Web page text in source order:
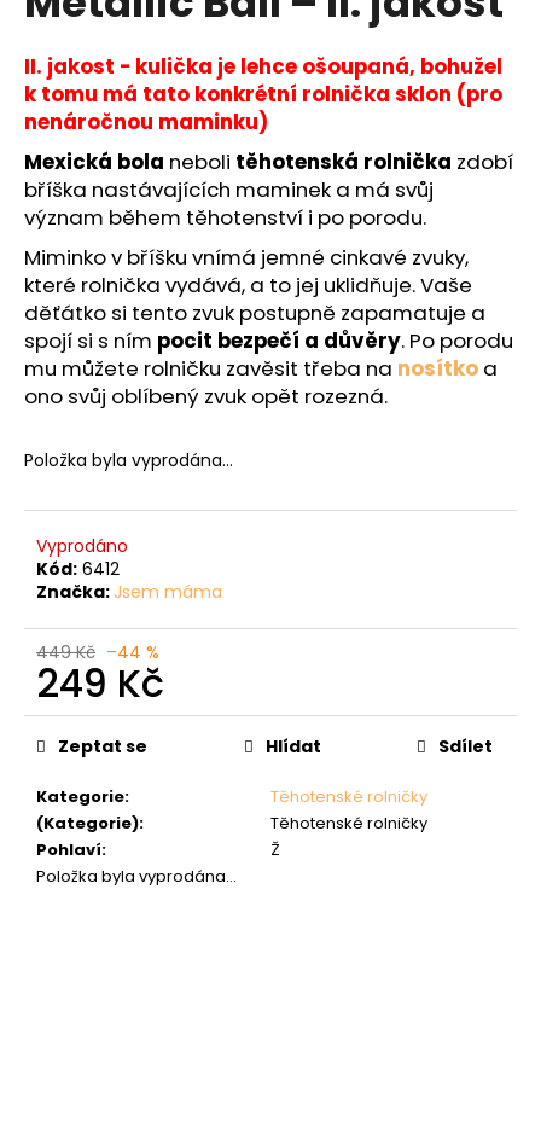
hvězdiček.
II. jakost - kulička je lehce ošoupaná, bohužel
k tomu má tato konkrétní rolnička sklon (pro
nenáročnou maminku)
Mexická bola neboli těhotenská rolnička zdobí
bříška nastávajících maminek a má svůj
význam během těhotenství i po porodu.
Miminko v bříšku vnímá jemné cinkavé zvuky,
které rolnička vydává, a to jej uklidňuje. Vaše
děťátko si tento zvuk postupně zapamatuje a
spojí si s ním pocit bezpečí a důvěry. Po porodu
mu můžete rolničku zavěsit třeba na nosítko a
ono svůj oblíbený zvuk opět rozezná.
Položka byla vyprodána…
Vyprodáno
Kód: 6412
Značka: Jsem máma
449 Kč –44 %
249 Kč
Měrná
cena:
Kategorie:
Těhotenské rolničky
(Kategorie):
Těhotenské rolničky
Pohlaví:
Ž
Položka byla vyprodána…
Zeptat se Hlídat Sdílet
j
e
m
e